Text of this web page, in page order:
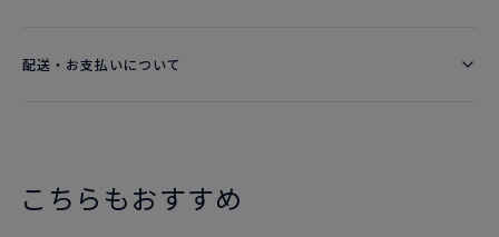
配送・お支払いについて
こちらもおすすめ